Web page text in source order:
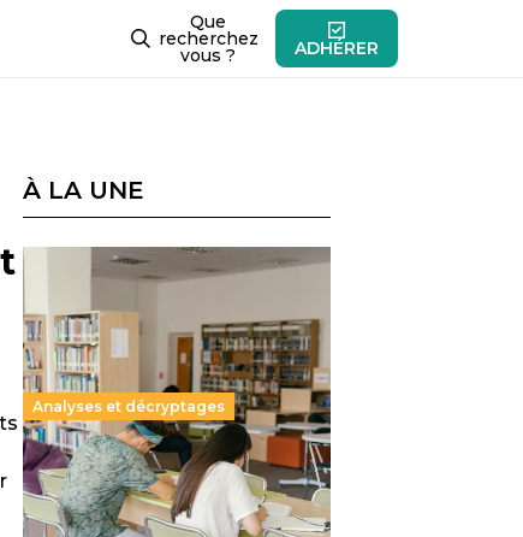
Que
recherchez
vous ? ADHÉRER
À LA UNE
Analyses et décryptages
Supérieur privé : une dérive
qui met à mal la promesse
républicaine